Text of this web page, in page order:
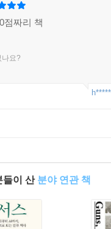
점짜리 책
나요?
들이 산 분야 연관 책